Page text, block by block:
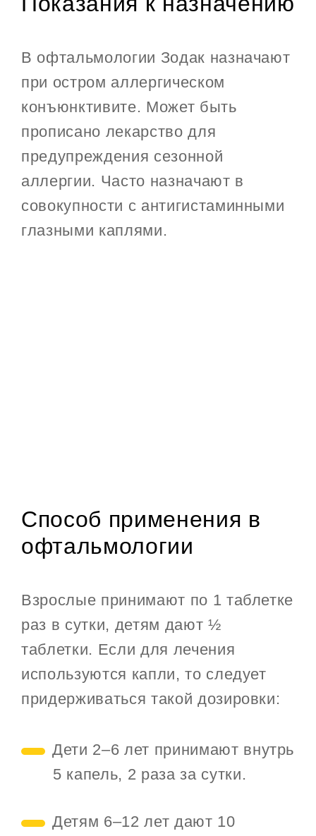
В офтальмологии Зодак назначают
при остром аллергическом
конъюнктивите. Может быть
прописано лекарство для
предупреждения сезонной
аллергии. Часто назначают в
совокупности с антигистаминными
глазными каплями.
Способ применения в
офтальмологии
Взрослые принимают по 1 таблетке
раз в сутки, детям дают ½
таблетки. Если для лечения
используются капли, то следует
придерживаться такой дозировки:
Дети 2–6 лет принимают внутрь
5 капель, 2 раза за сутки.
Детям 6–12 лет дают 10